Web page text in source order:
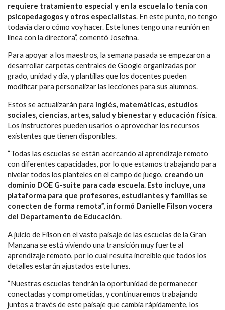
requiere tratamiento especial y en la escuela lo tenía con
psicopedagogos y otros especialistas. En este punto, no tengo
todavía claro cómo voy hacer. Este lunes tengo una reunión en
línea con la directora”, comentó Josefina.
Para apoyar a los maestros, la semana pasada se empezaron a
desarrollar carpetas centrales de Google organizadas por
grado, unidad y día, y plantillas que los docentes pueden
modificar para personalizar las lecciones para sus alumnos.
Estos se actualizarán para inglés, matemáticas, estudios
sociales, ciencias, artes, salud y bienestar y educación física.
Los instructores pueden usarlos o aprovechar los recursos
existentes que tienen disponibles.
“Todas las escuelas se están acercando al aprendizaje remoto
con diferentes capacidades, por lo que estamos trabajando para
nivelar todos los planteles en el campo de juego, creando un
dominio DOE G-suite para cada escuela. Esto incluye, una
plataforma para que profesores, estudiantes y familias se
conecten de forma remota”, informó Danielle Filson vocera
del Departamento de Educación.
A juicio de Filson en el vasto paisaje de las escuelas de la Gran
Manzana se está viviendo una transición muy fuerte al
aprendizaje remoto, por lo cual resulta increíble que todos los
detalles estarán ajustados este lunes.
“Nuestras escuelas tendrán la oportunidad de permanecer
conectadas y comprometidas, y continuaremos trabajando
juntos a través de este paisaje que cambia rápidamente, los